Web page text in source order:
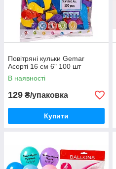
Повітряні кульки Gemar
Асорті 16 см 6" 100 шт
В наявності
129 ₴/упаковка
Купити